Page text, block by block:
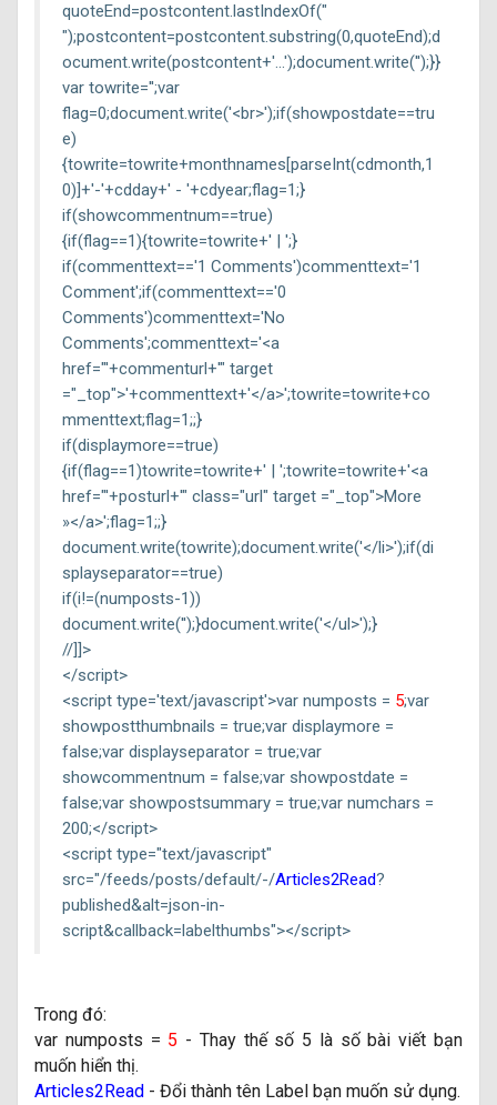
quoteEnd=postcontent.lastIndexOf("
");postcontent=postcontent.substring(0,quoteEnd);d
ocument.write(postcontent+'...');document.write('');}}
var towrite='';var
flag=0;document.write('<br>');if(showpostdate==tru
e)
{towrite=towrite+monthnames[parseInt(cdmonth,1
0)]+'-'+cdday+' - '+cdyear;flag=1;}
if(showcommentnum==true)
{if(flag==1){towrite=towrite+' | ';}
if(commenttext=='1 Comments')commenttext='1
Comment';if(commenttext=='0
Comments')commenttext='No
Comments';commenttext='<a
href="'+commenturl+'" target
="_top">'+commenttext+'</a>';towrite=towrite+co
mmenttext;flag=1;;}
if(displaymore==true)
{if(flag==1)towrite=towrite+' | ';towrite=towrite+'<a
href="'+posturl+'" class="url" target ="_top">More
»</a>';flag=1;;}
document.write(towrite);document.write('</li>');if(di
splayseparator==true)
if(i!=(numposts-1))
document.write('');}document.write('</ul>');}
//]]>
</script>
<script type='text/javascript'>var numposts = 5;var
showpostthumbnails = true;var displaymore =
false;var displayseparator = true;var
showcommentnum = false;var showpostdate =
false;var showpostsummary = true;var numchars =
200;</script>
<script type="text/javascript"
src="/feeds/posts/default/-/Articles2Read?
published&alt=json-in-
script&callback=labelthumbs"></script>
Trong đó:
var numposts = 5 - Thay thế số 5 là số bài viết bạn
muốn hiển thị.
Articles2Read - Đổi thành tên Label bạn muốn sử dụng.